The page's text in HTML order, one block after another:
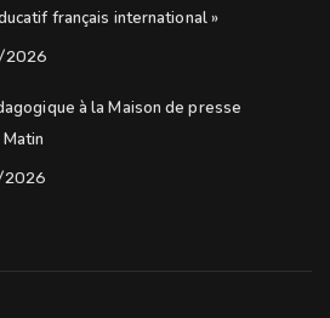
français international »
à la Maison de presse